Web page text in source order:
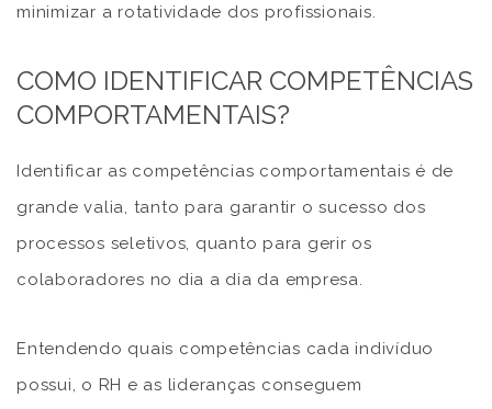
minimizar a rotatividade dos profissionais.
COMO IDENTIFICAR COMPETÊNCIAS
COMPORTAMENTAIS?
Identificar as competências comportamentais é de
grande valia, tanto para garantir o sucesso dos
processos seletivos, quanto para gerir os
colaboradores no dia a dia da empresa.
Entendendo quais competências cada indivíduo
possui, o RH e as lideranças conseguem